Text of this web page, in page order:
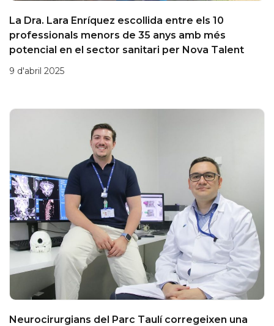
La Dra. Lara Enríquez escollida entre els 10
professionals menors de 35 anys amb més
potencial en el sector sanitari per Nova Talent
9 d'abril 2025
Neurocirurgians del Parc Taulí corregeixen una